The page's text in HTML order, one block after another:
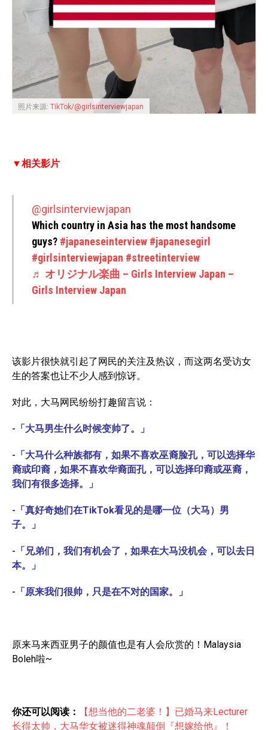
照片来源: TikTok/@girlsinterviewjapan
▼相关影片
@girlsinterviewjapan
Which country in Asia has the most handsome
guys? #japaneseinterview #japanesegirl
#girlsinterviewjapan #streetinterview
♬ オリジナル楽曲 – Girls Interview Japan –
Girls Interview Japan
该影片很快就引起了网民的关注及热议，而这两名受访女
生的答案也让不少人感到惊讶。
对此，大马网民纷纷打趣留言说：
-「大马男生什么时候变帅了。」
-「大马什么种族都有，如果不喜欢巫裔脸孔，可以选择华
裔或印裔，如果不喜欢华裔面孔，可以选择印裔或巫裔，
我们有很多选择。」
-「真好奇她们在TikTok看见的是哪一位（大马）男
子。」
-「兄弟们，我们有机会了，如果在大马没机会，可以去日
本。」
-「原来我们很帅，只是在不对的国家。」
原来马来西亚男子的颜值也是有人会欣赏的！Malaysia
Boleh啦~
你还可以阅读：
【想当他的二老婆！】已婚马来Lecturer
长得太帅，大马华女被迷得神魂颠倒『想嫁给他』！